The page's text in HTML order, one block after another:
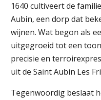
2022
aantal
1640 cultiveert de
Aubin, een dorp dat
wijnen. Wat begon als
uitgegroeid tot een
precisie en
uit de Saint Aubin Les
Tegenwoordig beslaat